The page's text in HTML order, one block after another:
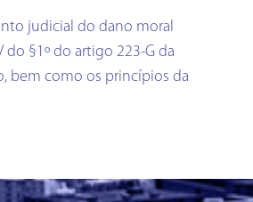
judicial do dano moral
§1º do artigo 223-G da
bem como os princípios da